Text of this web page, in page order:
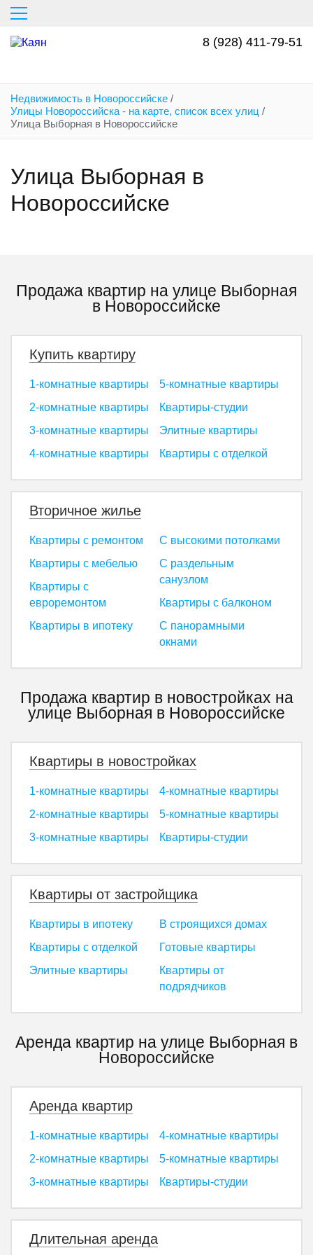
Перейти
основному
содержанию
8 (928) 411-79-51
Недвижимость в Новороссийске /
Улицы Новороссийска - на карте, список всех улиц /
Улица Выборная в Новороссийске
Улица Выборная в
Новороссийске
Продажа квартир на улице Выборная
в Новороссийске
Купить квартиру
1-комнатные квартиры
2-комнатные квартиры
3-комнатные квартиры
4-комнатные квартиры
5-комнатные квартиры
Квартиры-студии
Элитные квартиры
Квартиры с отделкой
Вторичное жилье
Квартиры с ремонтом
Квартиры с мебелью
Квартиры с
евроремонтом
Квартиры в ипотеку
С высокими потолками
С раздельным
санузлом
Квартиры с балконом
С панорамными
окнами
Продажа квартир в новостройках на
улице Выборная в Новороссийске
Квартиры в новостройках
1-комнатные квартиры
2-комнатные квартиры
3-комнатные квартиры
4-комнатные квартиры
5-комнатные квартиры
Квартиры-студии
Квартиры от застройщика
Квартиры в ипотеку
Квартиры с отделкой
Элитные квартиры
В строящихся домах
Готовые квартиры
Квартиры от
подрядчиков
Аренда квартир на улице Выборная в
Новороссийске
Аренда квартир
1-комнатные квартиры
2-комнатные квартиры
3-комнатные квартиры
4-комнатные квартиры
5-комнатные квартиры
Квартиры-студии
Длительная аренда